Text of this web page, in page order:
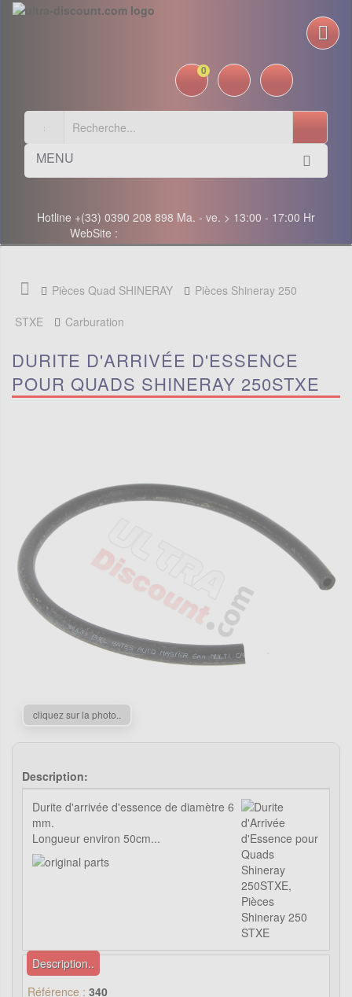
0
MENU
Hotline +(33) 0390 208 898 Ma. - ve. > 13:00 - 17:00 Hr
WebSite :
Pièces Quad SHINERAY
Pièces Shineray 250
STXE
Carburation
DURITE D'ARRIVÉE D'ESSENCE
POUR QUADS SHINERAY 250STXE
cliquez sur la photo..
Description:
Durite d'arrivée d'essence de diamètre 6
mm.
Longueur environ 50cm...
Description..
Référence : 340